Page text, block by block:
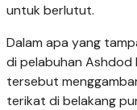
untuk berlutut.
Dalam apa yang
di pelabuhan Ashdod
tersebut
terikat di belakang